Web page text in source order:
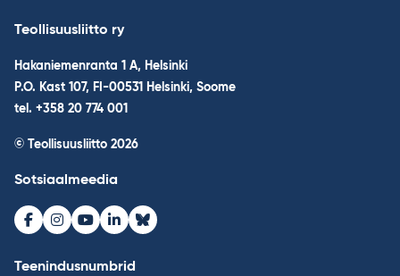
Teollisuusliitto ry
Hakaniemenranta 1 A, Helsinki
P.O. Kast 107, FI-00531 Helsinki, Soome
tel. +358 20 774 001
© Teollisuusliitto 2026
Sotsiaalmeedia
Facebook
Instagram
Youtube
LinkedInBluesky
Teenindusnumbrid